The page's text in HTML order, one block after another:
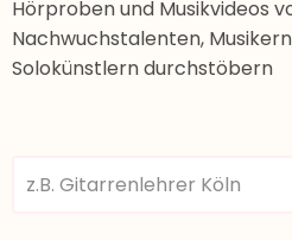
Hörproben und Musikvideos
Nachwuchstalenten,
Solokünstlern durchstöbern